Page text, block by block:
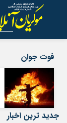
فوت جوان
جدید ترین اخبار